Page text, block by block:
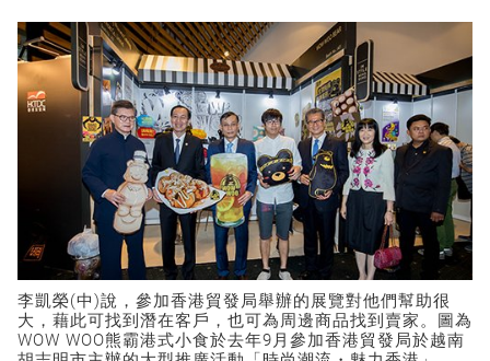
李凱榮(中)說，參加香港貿發局舉辦的展覽對他們幫助很
大，藉此可找到潛在客戶，也可為周邊商品找到賣家。圖為
WOW WOO熊霸港式小食於去年9月參加香港貿發局於越南